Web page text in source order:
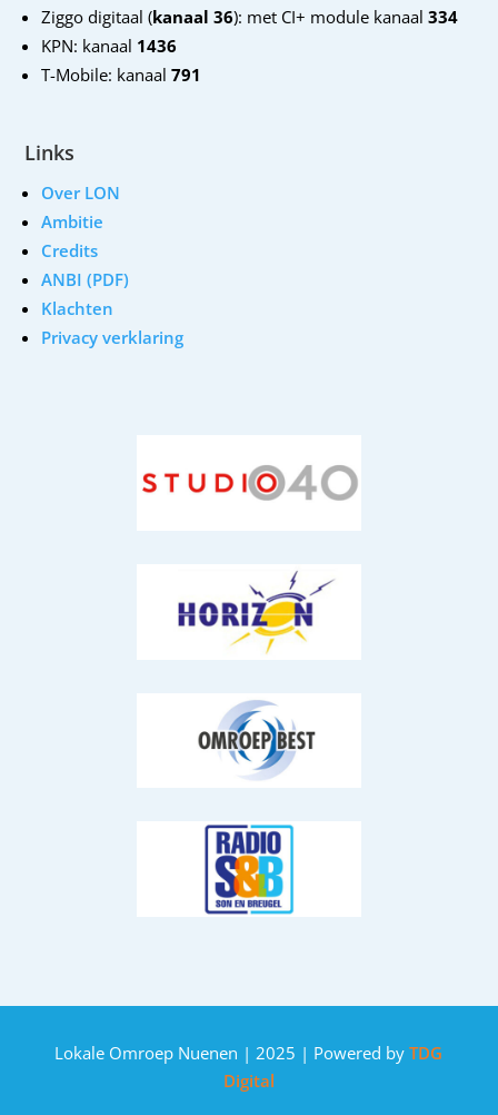
Ziggo digitaal (kanaal 36): met CI+ module kanaal 334
KPN: kanaal 1436
T-Mobile: kanaal791
Links
Over LON
Ambitie
Credits
ANBI (PDF)
Klachten
Privacy verklaring
Lokale Omroep Nuenen | 2025 | Powered by TDG
Digital